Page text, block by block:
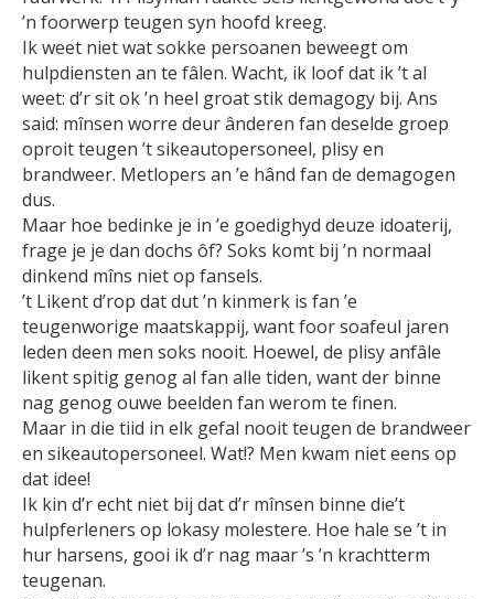
’n foorwerp teugen syn hoofd kreeg.
Ik weet niet wat sokke persoanen beweegt om
hulpdiensten an te fâlen. Wacht, ik loof dat ik ’t al
weet: d’r sit ok ’n heel groat stik demagogy bij. Ans
said: mînsen worre deur ânderen fan deselde groep
oproit teugen ’t sikeautopersoneel, plisy en
brandweer. Metlopers an ’e hând fan de demagogen
dus.
Maar hoe bedinke je in ’e goedighyd deuze idoaterij,
frage je je dan dochs ôf? Soks komt bij ’n normaal
dinkend mîns niet op fansels.
’t Likent d’rop dat dut ’n kinmerk is fan ’e
teugenworige maatskappij, want foor soafeul jaren
leden deen men soks nooit. Hoewel, de plisy anfâle
likent spitig genog al fan alle tiden, want der binne
nag genog ouwe beelden fan werom te finen.
Maar in die tiid in elk gefal nooit teugen de brandweer
en sikeautopersoneel. Wat!? Men kwam niet eens op
dat idee!
Ik kin d’r echt niet bij dat d’r mînsen binne die’t
hulpferleners op lokasy molestere. Hoe hale se ’t in
hur harsens, gooi ik d’r nag maar ’s ’n krachtterm
teugenan.